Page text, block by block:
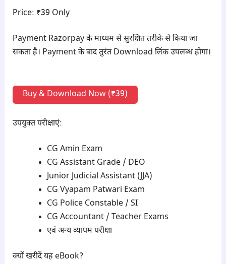
Price: ₹39 Only
Payment Razorpay के माध्यम से सुरक्षित तरीके से किया जा
सकता है। Payment के बाद तुरंत Download लिंक उपलब्ध होगा।
Buy & Download Now (₹39)
उपयुक्त परीक्षाएं:
CG Amin Exam
CG Assistant Grade / DEO
Junior Judicial Assistant (JJA)
CG Vyapam Patwari Exam
CG Police Constable / SI
CG Accountant / Teacher Exams
एवं अन्य व्यापम परीक्षा
क्यों खरीदें यह eBook?